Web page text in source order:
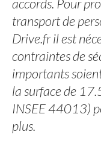
accords. Pour
transport de
Drive.fr il est
contraintes de
importants
la surface de
INSEE 44013)
plus.